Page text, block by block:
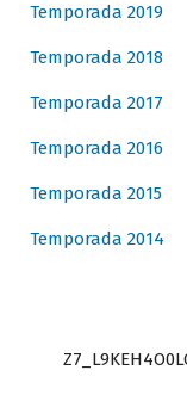
Temporada 2019
Temporada 2018
Temporada 2017
Temporada 2016
Temporada 2015
Temporada 2014